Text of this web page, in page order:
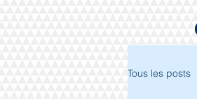
Tous les posts